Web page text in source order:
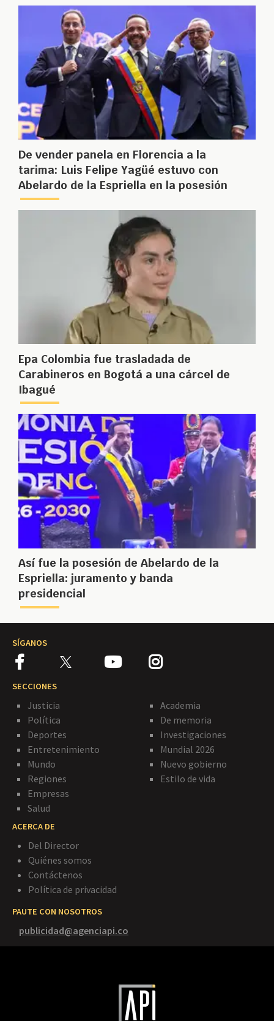
De vender panela en Florencia a la
tarima: Luis Felipe Yagüé estuvo con
Abelardo de la Espriella en la posesión
Epa Colombia fue trasladada de
Carabineros en Bogotá a una cárcel de
Ibagué
Así fue la posesión de Abelardo de la
Espriella: juramento y banda
presidencial
SÍGANOS
SECCIONES
Justicia
Política
Deportes
Entretenimiento
Mundo
Regiones
Empresas
Salud
Academia
De memoria
Investigaciones
Mundial 2026
Nuevo gobierno
Estilo de vida
ACERCA DE
Del Director
Quiénes somos
Contáctenos
Política de privacidad
PAUTE CON NOSOTROS
publicidad@agenciapi.co